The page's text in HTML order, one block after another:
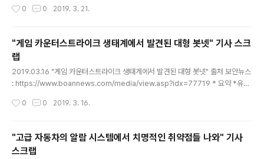
에서 생중계한 일당이 검거되었다. 이들은 2018년 11월 24일 부터2019년 3월 3
콘센트, 헤어드라이기 거치대 등에 불법카메라를 설치하여 촬영했다.촬영한 영상들
을 자신들이 운영하는 유료사이트에 생중계함으로써 3개월간 700만원의이득을 챙
겼다고 한다. 이들은 숙박업소를 돌며 무선 IP 카메라를 몰래 설치했고설치한 카메라
가 원격으로 정상작동하..
0 0 2019. 3. 21.
"게임 카운터스트라이크 생태계에서 발견된 대형 봇넷" 기사 스크
랩
2019.03.16 "게임 카운터스트라이크 생태계에서 발견된 대형 봇넷" 출처 보안뉴스
: https://www.boannews.com/media/view.asp?idx=77719 * 요약 *유명
들어졌다.가짜 카운터스트라이크 게임 서버를 신설해 접속하는 사람들의 기계(클라
악성이나 가짜 서버라고 한다.현재 사용되고 있는 1.6버전은 굉장히 오래된 버전이
며 그럼에도 불구하고서버 동접자 수가 2만명을 유지해왔다. 그렇기 때문에 사이버
범죄자들에게 있어서 풍요의 땅이나마찬가지이다. 게임의 구조를 설명하면 게이머
0 0 2019. 3. 16.
"고급 자동차의 알람 시스템에서 치명적인 취약점들 나와" 기사
스크랩